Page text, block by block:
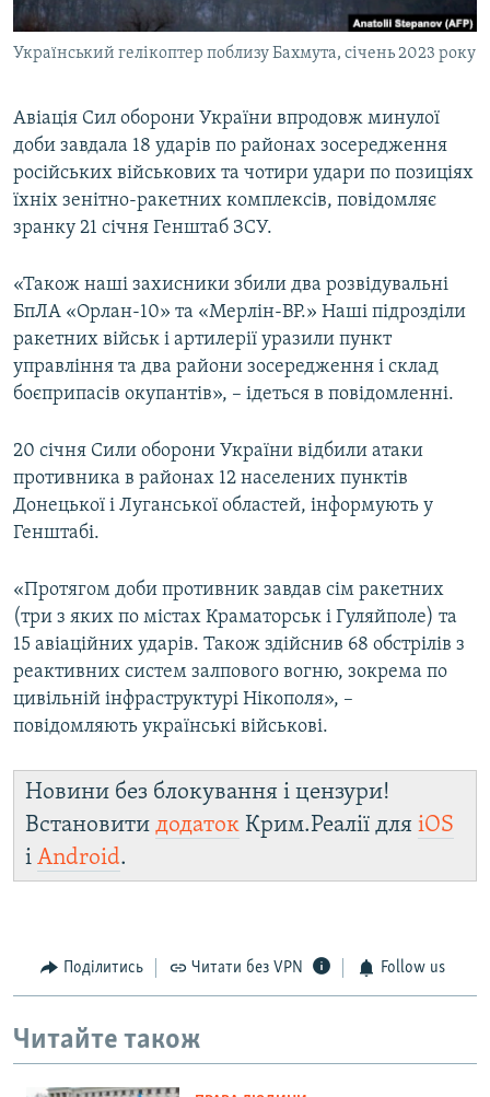
ІНФОГРАФІКА
ДОЛУЧАЙСЯ!
Усі сайти RFE/RL
Український гелікоптер поблизу Бахмута, січень 2023 року
Авіація Сил оборони України впродовж минулої
доби завдала 18 ударів по районах зосередження
російських військових та чотири удари по позиціях
їхніх зенітно-ракетних комплексів, повідомляє
зранку 21 січня Генштаб ЗСУ.
«Також наші захисники збили два розвідувальні
БпЛА «Орлан-10» та «Мерлін-ВР.» Наші підрозділи
ракетних військ і артилерії уразили пункт
управління та два райони зосередження і склад
боєприпасів окупантів», – ідеться в повідомленні.
20 січня Сили оборони України відбили атаки
противника в районах 12 населених пунктів
Донецької і Луганської областей, інформують у
Генштабі.
«Протягом доби противник завдав сім ракетних
(три з яких по містах Краматорськ і Гуляйполе) та
15 авіаційних ударів. Також здійснив 68 обстрілів з
реактивних систем залпового вогню, зокрема по
цивільній інфраструктурі Нікополя», –
повідомляють українські військові.
Новини без блокування і цензури!
Встановити додаток Крим.Реалії для iOS
і Android.
Поділитись Читати без VPN Follow us
Читайте також